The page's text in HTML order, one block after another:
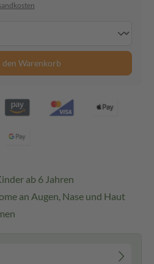
den Warenkorb
ab 6 Jahren
an Augen, Nase und Haut